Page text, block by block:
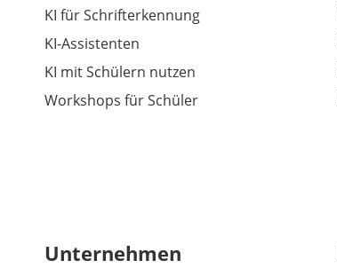
KI für Schrifterkennung
KI-Assistenten
KI mit Schülern nutzen
Workshops für Schüler
Unternehmen